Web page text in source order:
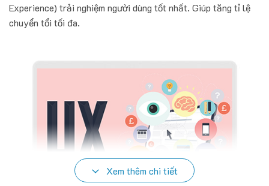
Experience) trải nghiệm người dùng tốt nhất. Giúp tăng tỉ lệ
chuyển tổi tối đa.
Xem thêm chi tiết